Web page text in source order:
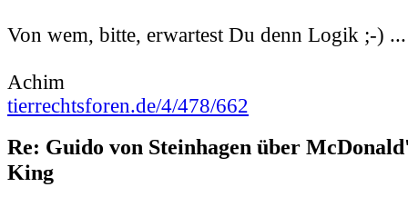
Von wem, bitte, erwartest Du denn Logik ;-) ...
Achim
tierrechtsforen.de/4/478/662
Re: Guido von Steinhagen über
King